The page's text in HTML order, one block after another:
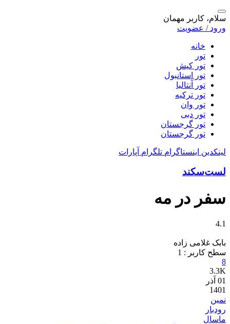
سلام، کاربر مهمان
ورود / عضویت
خانه
تور
تور کیش
تور استانبول
تور آنتالیا
تور ترکیه
تور وان
تور دبی
تور گرجستان
تور گرجستان
لینکدین اینستاگرام تلگرام آپارات
لست‌سکند
سفر در مه
4.1
بابک غلامی زاده
سطح کاربر : 1
8
3.3K
01 آذر
1401
نمین
رودبار
ماسال